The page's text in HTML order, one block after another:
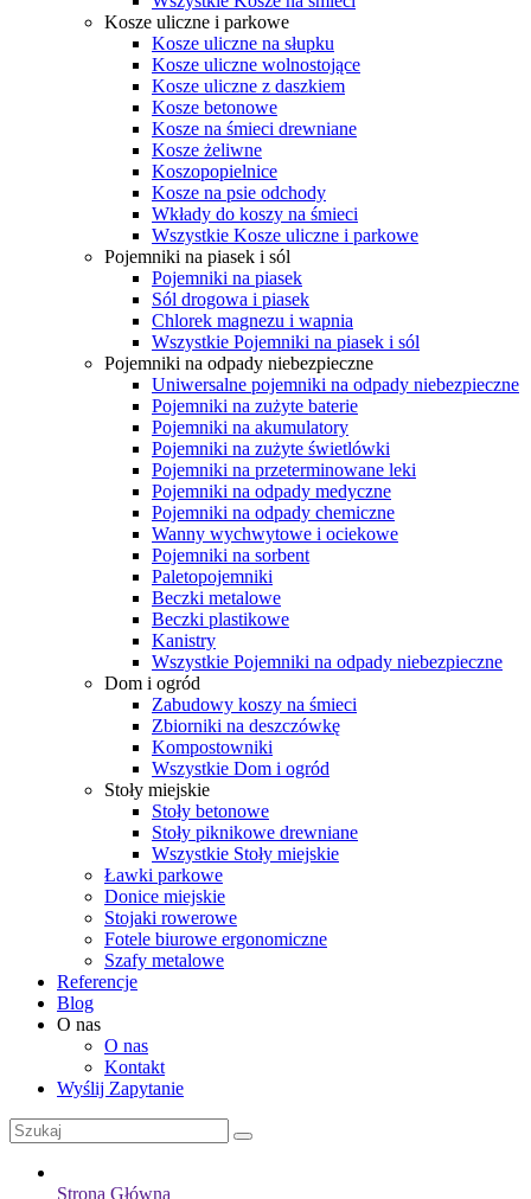
Kosze uliczne i parkowe
Kosze uliczne na słupku
Kosze uliczne wolnostojące
Kosze uliczne z daszkiem
Kosze betonowe
Kosze na śmieci drewniane
Kosze żeliwne
Koszopopielnice
Kosze na psie odchody
Wkłady do koszy na śmieci
Wszystkie Kosze uliczne i parkowe
Pojemniki na piasek i sól
Pojemniki na piasek
Sól drogowa i piasek
Chlorek magnezu i wapnia
Wszystkie Pojemniki na piasek i sól
Pojemniki na odpady niebezpieczne
Uniwersalne pojemniki na odpady niebezpieczne
Pojemniki na zużyte baterie
Pojemniki na akumulatory
Pojemniki na zużyte świetlówki
Pojemniki na przeterminowane leki
Pojemniki na odpady medyczne
Pojemniki na odpady chemiczne
Wanny wychwytowe i ociekowe
Pojemniki na sorbent
Paletopojemniki
Beczki metalowe
Beczki plastikowe
Kanistry
Wszystkie Pojemniki na odpady niebezpieczne
Dom i ogród
Zabudowy koszy na śmieci
Zbiorniki na deszczówkę
Kompostowniki
Wszystkie Dom i ogród
Stoły miejskie
Stoły betonowe
Stoły piknikowe drewniane
Wszystkie Stoły miejskie
Ławki parkowe
Donice miejskie
Stojaki rowerowe
Fotele biurowe ergonomiczne
Szafy metalowe
Referencje
Blog
O nas
O nas
Kontakt
Wyślij Zapytanie
Strona Główna